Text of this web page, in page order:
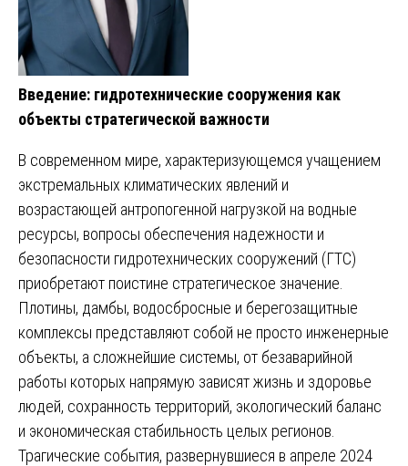
Введение: гидротехнические сооружения как
объекты стратегической важности
В современном мире, характеризующемся учащением
экстремальных климатических явлений и
возрастающей антропогенной нагрузкой на водные
ресурсы, вопросы обеспечения надежности и
безопасности гидротехнических сооружений (ГТС)
приобретают поистине стратегическое значение.
Плотины, дамбы, водосбросные и берегозащитные
комплексы представляют собой не просто инженерные
объекты, а сложнейшие системы, от безаварийной
работы которых напрямую зависят жизнь и здоровье
людей, сохранность территорий, экологический баланс
и экономическая стабильность целых регионов.
Трагические события, развернувшиеся в апреле 2024